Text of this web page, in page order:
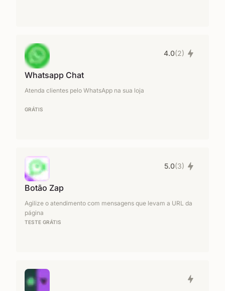
Whatsapp Chat
Atenda clientes pelo WhatsApp na sua loja
GRÁTIS
4.0(2)
Botão Zap
Agilize o atendimento com mensagens que levam a URL da
página
TESTE GRÁTIS
5.0(3)